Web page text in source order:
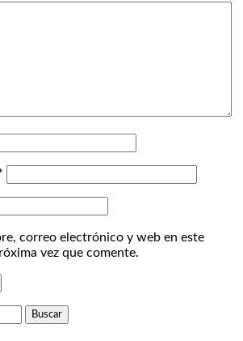
correo electrónico y web en este
vez que comente.